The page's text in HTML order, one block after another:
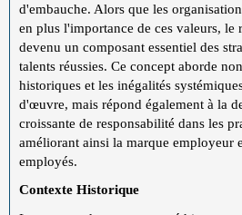
d'embauche. Alors que les
en plus l'importance de ces valeurs, le
devenu un composant essentiel des
talents réussies. Ce concept aborde
historiques et les inégalités
d'œuvre, mais répond également à la
croissante de responsabilité dans les
améliorant ainsi la marque employeur
employés.
Contexte Historique